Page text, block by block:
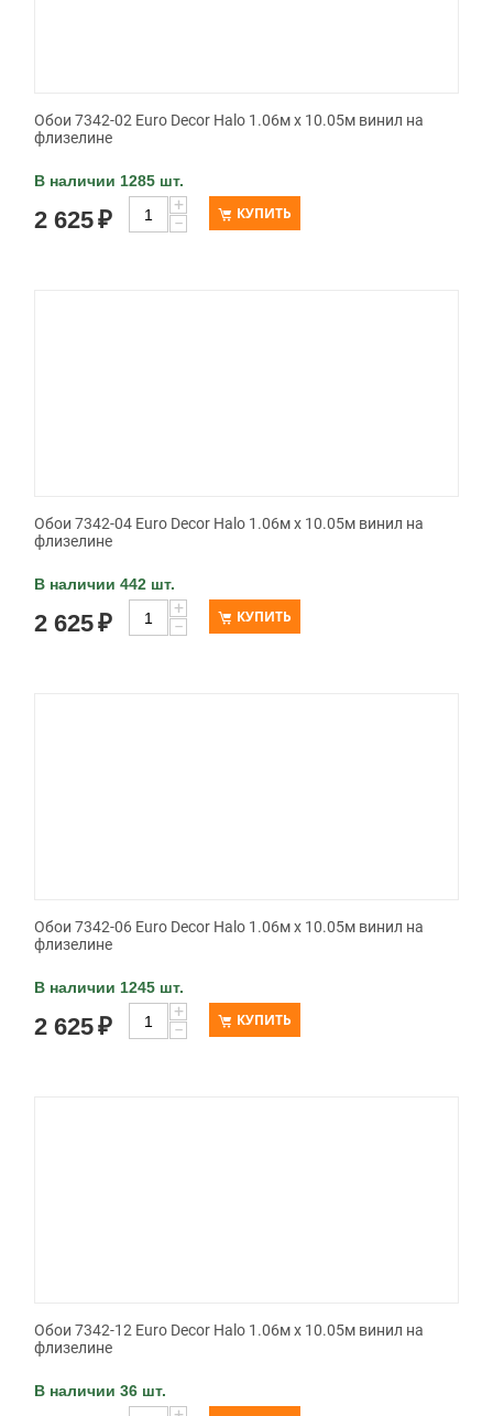
Обои 7342-02 Euro Decor Halo 1.06м x 10.05м винил на
флизелине
В наличии 1285 шт.
2 625₽
+
−
КУПИТЬ
Обои 7342-04 Euro Decor Halo 1.06м x 10.05м винил на
флизелине
В наличии 442 шт.
2 625₽
+
−
КУПИТЬ
Обои 7342-06 Euro Decor Halo 1.06м x 10.05м винил на
флизелине
В наличии 1245 шт.
2 625₽
+
−
КУПИТЬ
Обои 7342-12 Euro Decor Halo 1.06м x 10.05м винил на
флизелине
В наличии 36 шт.